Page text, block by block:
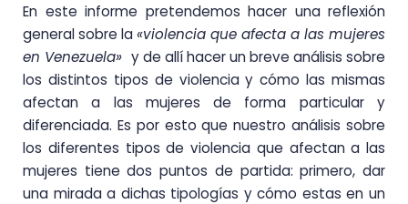
En este informe pretendemos hacer una reflexión
general sobre la«violencia que afecta a las mujeres
en Venezuela» y de allí hacer un breve análisis sobre
los distintos tipos de violencia y cómo las mismas
afectan a las mujeres de forma particular y
diferenciada. Es por esto que nuestro análisis sobre
los diferentes tipos de violencia que afectan a las
mujeres tiene dos puntos de partida: primero, dar
una mirada a dichas tipologías y cómo estas en un